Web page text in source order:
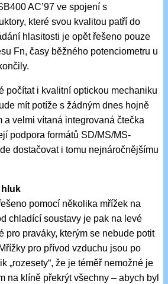
AC’97 ve spojení s
které svou kvalitou patří do
hlasitosti je opět řešeno pouze
Fn, časy běžného potenciometru u
počítat i kvalitní optickou mechaniku
mít potíže s žádným dnes hojně
a velmi vítaná integrovaná čtečka
podpora formátů SD/MS/MS-
dostačovat i tomu nejnáročnějšímu
hluk
pomocí několika mřížek na
chladící soustavy je pak na levé
pro praváky, kterým se nebude potit
pro přívod vzduchu jsou po
„rozesety“, že je téměř nemožné je
na klíně překrýt všechny – abych byl